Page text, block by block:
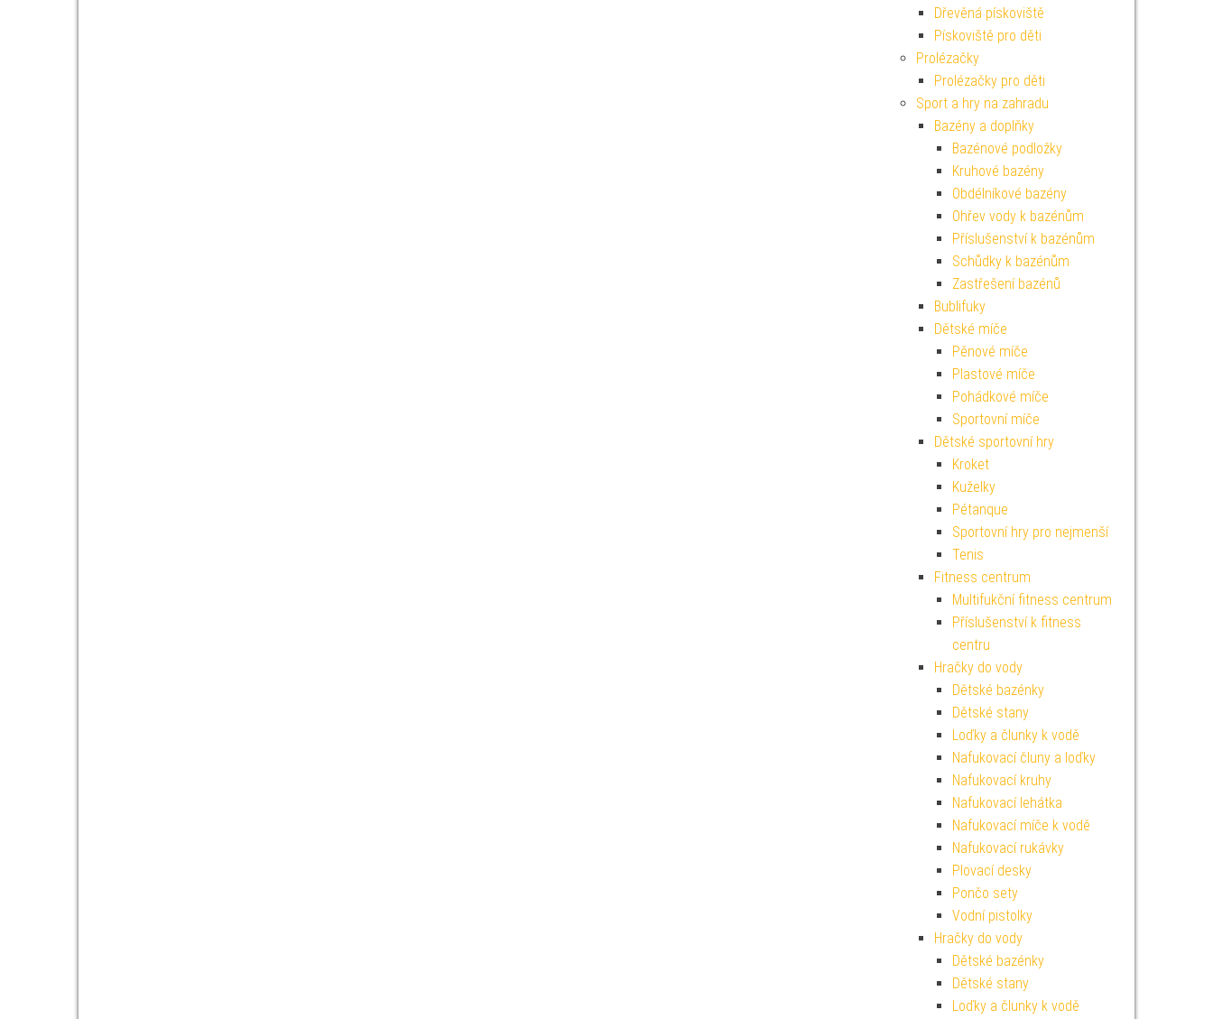
Dřevěná pískoviště
Pískoviště pro děti
Prolézačky
Prolézačky pro děti
Sport a hry na zahradu
Bazény a doplňky
Bazénové podložky
Kruhové bazény
Obdélníkové bazény
Ohřev vody k bazénům
Příslušenství k bazénům
Schůdky k bazénům
Zastřešení bazénů
Bublifuky
Dětské míče
Pěnové míče
Plastové míče
Pohádkové míče
Sportovní míče
Dětské sportovní hry
Kroket
Kuželky
Pétanque
Sportovní hry pro nejmenší
Tenis
Fitness centrum
Multifukční fitness centrum
Příslušenství k fitness
centru
Hračky do vody
Dětské bazénky
Dětské stany
Loďky a člunky k vodě
Nafukovací čluny a loďky
Nafukovací kruhy
Nafukovací lehátka
Nafukovací míče k vodě
Nafukovací rukávky
Plovací desky
Pončo sety
Vodní pistolky
Hračky do vody
Dětské bazénky
Dětské stany
Loďky a člunky k vodě